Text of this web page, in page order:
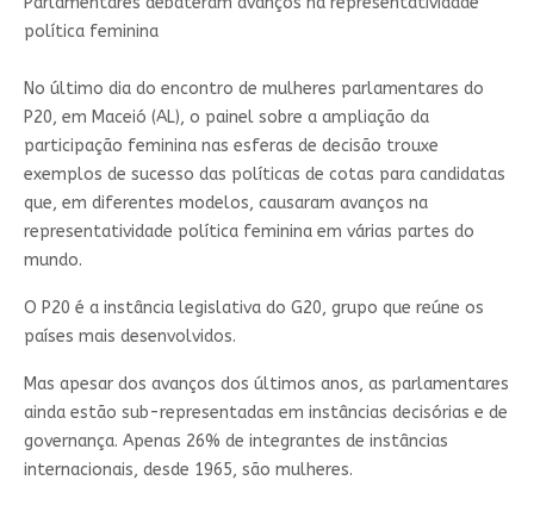
política feminina
No último dia do encontro de mulheres parlamentares do
P20, em Maceió (AL), o painel sobre a ampliação da
participação feminina nas esferas de decisão trouxe
exemplos de sucesso das políticas de cotas para candidatas
que, em diferentes modelos, causaram avanços na
representatividade política feminina em várias partes do
mundo.
O P20 é a instância legislativa do G20, grupo que reúne os
países mais desenvolvidos.
Mas apesar dos avanços dos últimos anos, as parlamentares
ainda estão sub-representadas em instâncias decisórias e de
governança. Apenas 26% de integrantes de instâncias
internacionais, desde 1965, são mulheres.